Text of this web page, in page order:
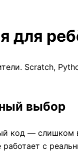
Scratch,
выбор
код —
с